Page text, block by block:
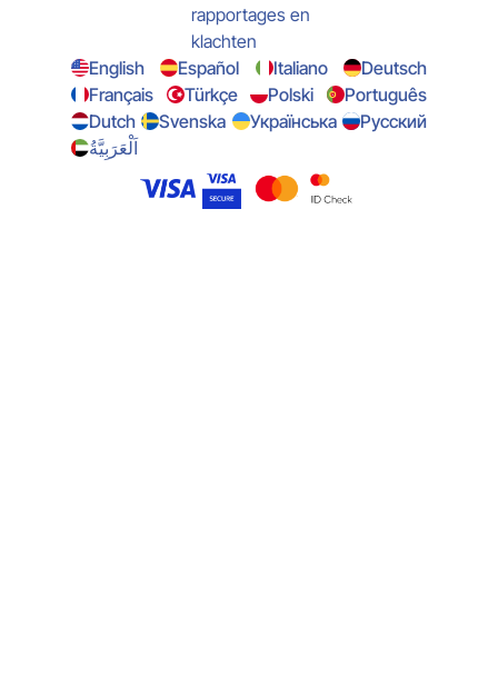
rapportages en
klachten
English Español Italiano
Deutsch
Français
Türkçe Polski
Português
Dutch
Svenska Українська
Русский
اَلْعَرَبِيَّةُ